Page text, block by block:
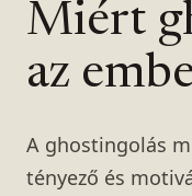
Miért
az
A ghostingolás
tényező és